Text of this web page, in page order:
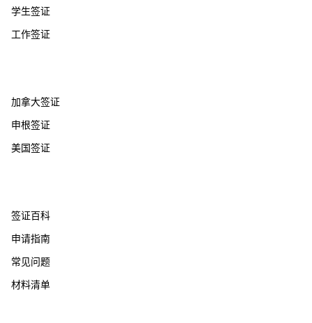
学生签证
工作签证
加拿大签证
申根签证
美国签证
签证百科
申请指南
常见问题
材料清单